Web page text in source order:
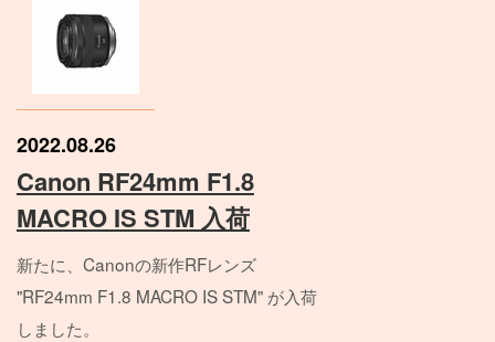
2022.08.26
Canon RF24mm F1.8
MACRO IS STM 入荷
新たに、Canonの新作RFレンズ
"RF24mm F1.8 MACRO IS STM" が入荷
しました。